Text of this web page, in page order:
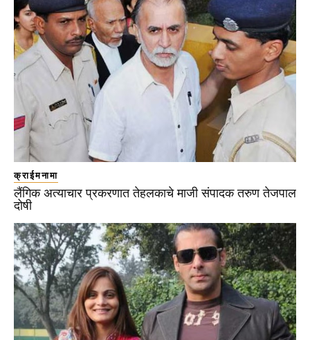
क्राईमनामा
लैंगिक अत्याचार प्रकरणात तेहलकाचे माजी संपादक तरुण तेजपाल
दोषी